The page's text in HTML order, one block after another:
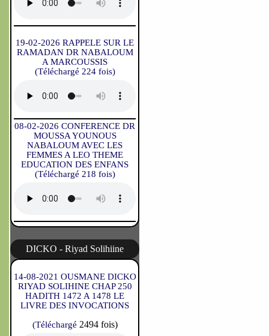
19-02-2026 RAPPELE SUR LE
RAMADAN DR NABALOUM
A MARCOUSSIS
(Téléchargé 224 fois)
08-02-2026 CONFERENCE DR
MOUSSA YOUNOUS
NABALOUM AVEC LES
FEMMES A LEO THEME
EDUCATION DES ENFANS
(Téléchargé 218 fois)
DICKO - Riyad Solihiine
14-08-2021 OUSMANE DICKO
RIYAD SOLIHINE CHAP 250
HADITH 1472 A 1478 LE
LIVRE DES INVOCATIONS
(Téléchargé 2494 fois)